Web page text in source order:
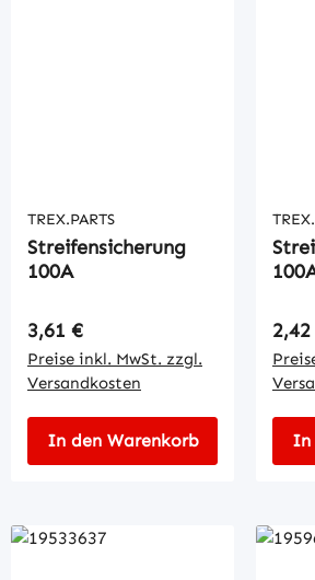
TREX.PARTS
Streifensicherung
100A
Regulärer Preis:
3,61 €
Preise inkl. MwSt. zzgl.
Versandkosten
In den Warenkorb In